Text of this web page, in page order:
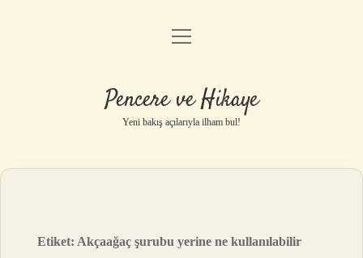
Anasayfa
Yasal Uyarı
menüyü
Pencere ve Hikaye
Yeni bakış açılarıyla ilham bul!
Etiket: Akçaağaç şurubu yerine ne kullanılabilir